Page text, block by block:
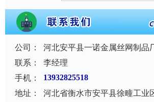
公司：
河北安平县一诺金属丝网制品
联系：
李经理
手机：
13932825518
地址：
河北省衡水市安平县徐疃工业